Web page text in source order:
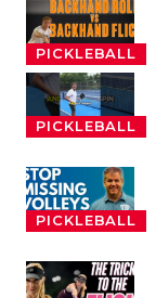
PICKLEBALL
PICKLEBALL
PICKLEBALL